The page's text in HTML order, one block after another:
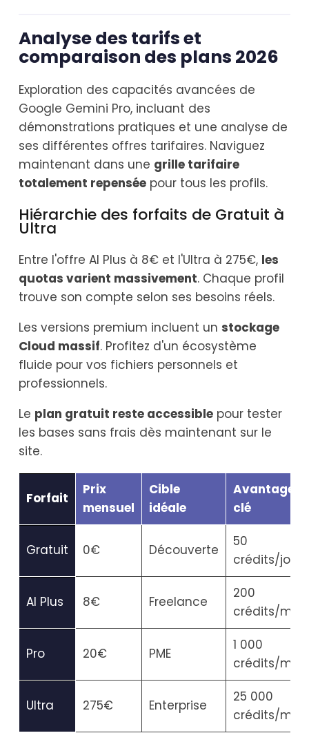
Analyse des tarifs et
comparaison des plans 2026
Exploration des capacités avancées de
Google Gemini Pro, incluant des
démonstrations pratiques et une analyse de
ses différentes offres tarifaires. Naviguez
maintenant dans une grille tarifaire
totalement repensée pour tous les profils.
Hiérarchie des forfaits de Gratuit à
Ultra
Entre l'offre AI Plus à 8€ et l'Ultra à 275€, les
quotas varient massivement. Chaque profil
trouve son compte selon ses besoins réels.
Les versions premium incluent un stockage
Cloud massif. Profitez d'un écosystème
fluide pour vos fichiers personnels et
professionnels.
Le plan gratuit reste accessible pour tester
les bases sans frais dès maintenant sur le
site.
Forfait
Prix
mensuel
Cible
idéale
Avantage
clé
Gratuit 0€ Découverte
50
crédits/jour
AI Plus 8€ Freelance
200
crédits/mois
Pro 20€ PME
1 000
crédits/mois
Ultra 275€ Enterprise
25 000
crédits/mois